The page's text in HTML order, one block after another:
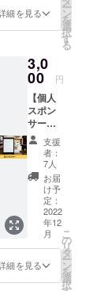
いた場
合にお
返金は
いたし
かねま
す。
する投
稿、
販売や
企業イ
メージ
が相違
する場
合等、
掲載を
お断り
させて
いただ
く場合
があり
ます。
お断り
させて
いた場
合にお
同伴者
共の場
所で面
会しま
す。 ※
現地ま
での交
通費は
支援者
様でご
負担く
ださ
い。
ロード
できる
リンク
りしま
す。
細を見る ー
ン
を
選
択
す
る
3,0
00 円
【個人
スポン
サー】
Twitter
運用書
籍の個
人スポ
ンサー
になれ
る権利
です。
電子書
籍に支
援者と
してお
名前を
支援
者：
7人
お届
け予
定：
2022
年12
月
細を見る
こ
の
リ
タ
ー
ン
を
選
択